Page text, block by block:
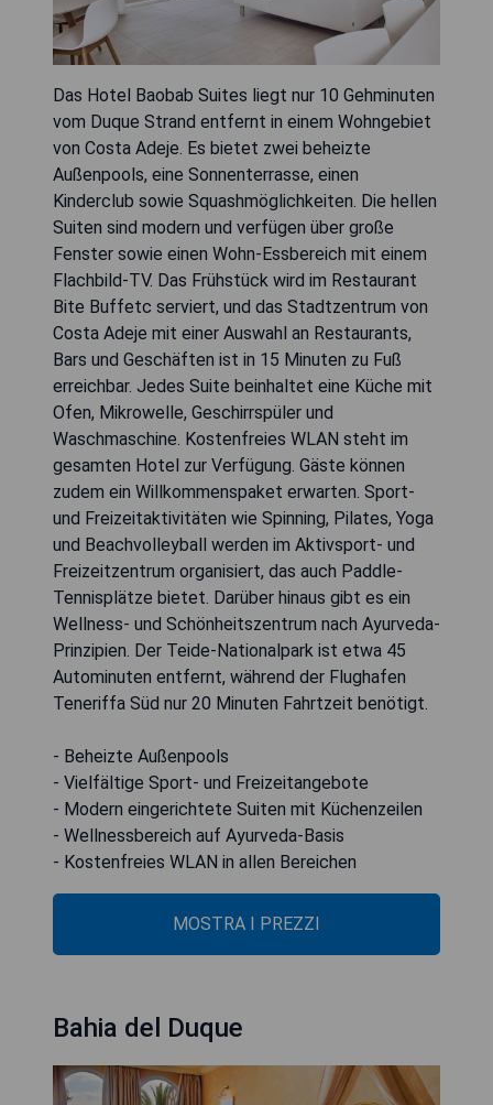
Das Hotel Baobab Suites liegt nur 10 Gehminuten
vom Duque Strand entfernt in einem Wohngebiet
von Costa Adeje. Es bietet zwei beheizte
Außenpools, eine Sonnenterrasse, einen
Kinderclub sowie Squashmöglichkeiten. Die hellen
Suiten sind modern und verfügen über große
Fenster sowie einen Wohn-Essbereich mit einem
Flachbild-TV. Das Frühstück wird im Restaurant
Bite Buffetc serviert, und das Stadtzentrum von
Costa Adeje mit einer Auswahl an Restaurants,
Bars und Geschäften ist in 15 Minuten zu Fuß
erreichbar. Jedes Suite beinhaltet eine Küche mit
Ofen, Mikrowelle, Geschirrspüler und
Waschmaschine. Kostenfreies WLAN steht im
gesamten Hotel zur Verfügung. Gäste können
zudem ein Willkommenspaket erwarten. Sport-
und Freizeitaktivitäten wie Spinning, Pilates, Yoga
und Beachvolleyball werden im Aktivsport- und
Freizeitzentrum organisiert, das auch Paddle-
Tennisplätze bietet. Darüber hinaus gibt es ein
Wellness- und Schönheitszentrum nach Ayurveda-
Prinzipien. Der Teide-Nationalpark ist etwa 45
Autominuten entfernt, während der Flughafen
Teneriffa Süd nur 20 Minuten Fahrtzeit benötigt.
- Beheizte Außenpools
- Vielfältige Sport- und Freizeitangebote
- Modern eingerichtete Suiten mit Küchenzeilen
- Wellnessbereich auf Ayurveda-Basis
- Kostenfreies WLAN in allen Bereichen
MOSTRA I PREZZI
Bahia del Duque